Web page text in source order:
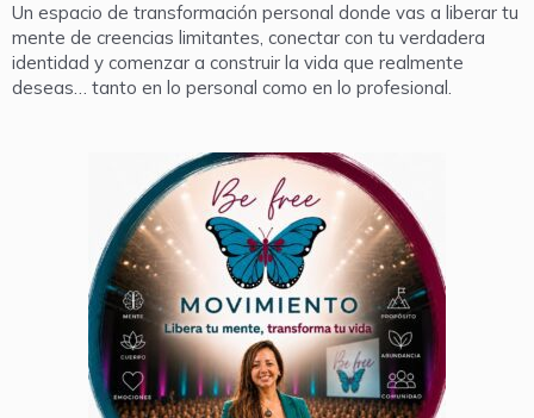
Un espacio de transformación personal donde vas a liberar tu
mente de creencias limitantes, conectar con tu verdadera
identidad y comenzar a construir la vida que realmente
deseas… tanto en lo personal como en lo profesional.